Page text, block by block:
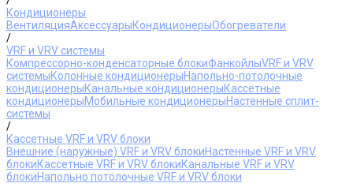
Кондиционеры
ВентиляцияАксессуарыКондиционерыОбогреватели
/
VRF и VRV системы
Компрессорно-конденсаторные блокиФанкойлыVRF и VRV
системыКолонные кондиционерыНапольно-потолочные
кондиционерыКанальные кондиционерыКассетные
кондиционерыМобильные кондиционерыНастенные сплит-
системы
/
Кассетные VRF и VRV блоки
Внешние (наружные) VRF и VRV блокиНастенные VRF и VRV
блокиКассетные VRF и VRV блокиКанальные VRF и VRV
блокиНапольно потолочные VRF и VRV блоки